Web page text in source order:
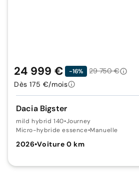
Dacia Bigster
mild hybrid 140•Journey
Micro-hybride essence•Manuelle
2026•Voiture 0 km
24 999 € -16%
29 750 €
Dès 175 €/mois